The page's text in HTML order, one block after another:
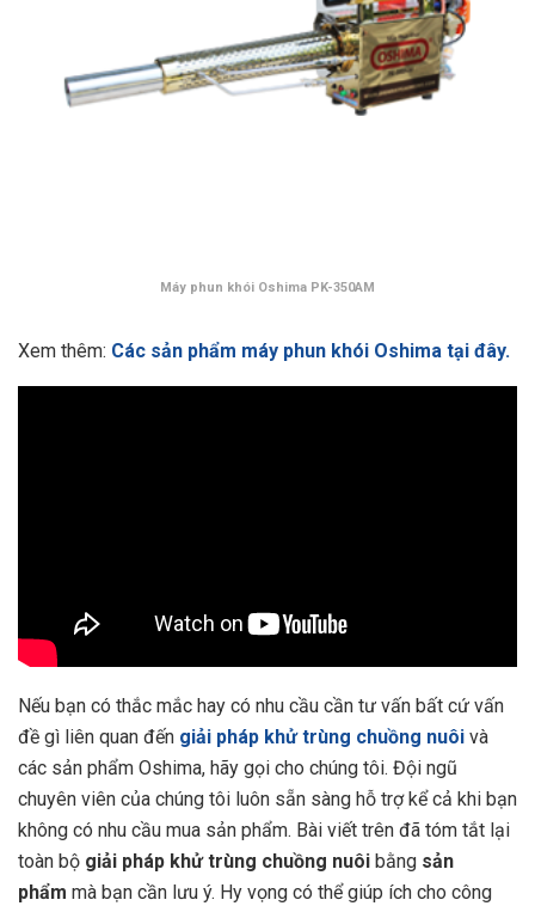
Máy phun khói Oshima PK-350AM
Xem thêm: Các sản phẩm máy phun khói Oshima tại đây.
Nếu bạn có thắc mắc hay có nhu cầu cần tư vấn bất cứ vấn
đề gì liên quan đến giải pháp khử trùng chuồng nuôi và
các sản phẩm Oshima, hãy gọi cho chúng tôi. Đội ngũ
chuyên viên của chúng tôi luôn sẵn sàng hỗ trợ kể cả khi bạn
không có nhu cầu mua sản phẩm. Bài viết trên đã tóm tắt lại
toàn bộ giải pháp khử trùng chuồng nuôi bằng sản
phẩm mà bạn cần lưu ý. Hy vọng có thể giúp ích cho công